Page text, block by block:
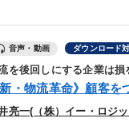
音声・動画 ダウンロード
を後回しにする企業は損
新・物流革命》顧客を
亮一(（株）イー・ロジ